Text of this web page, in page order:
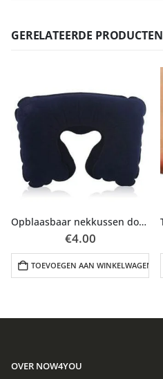
GERELATEERDE PRODUCTEN
Opblaasbaar nekkussen donker blauw
€4.00
TOEVOEGEN AAN WINKELWAGEN
OVER NOW4YOU